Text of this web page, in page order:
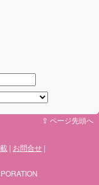
⇪ ページ先頭へ
お問合せ